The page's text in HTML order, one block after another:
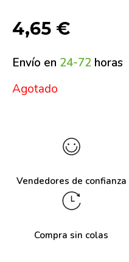
4,65 €
Envío en 24-72 horas
Agotado
Vendedores de confianza
Compra sin colas